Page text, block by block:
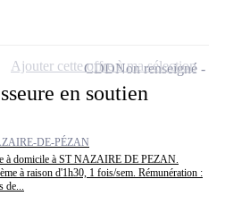
en soutien
DE-PÉZAN
à domicile à ST NAZAIRE DE PEZAN.
à raison d'1h30, 1 fois/sem. Rémunération :
CDDNon renseigné
Ajouter cette offre à ma sélection